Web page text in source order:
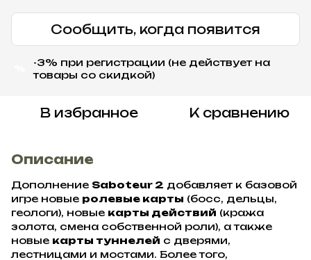
Сообщить, когда появится
-3% при регистрации (не действует на
товары со скидкой)
В избранное К сравнению
Описание
Дополнение Saboteur 2 добавляет к базовой
игре новые ролевые карты (босс, дельцы,
геологи), новые карты действий (кража
золота, смена собственной роли), а также
новые карты туннелей с дверями,
лестницами и мостами. Более того,